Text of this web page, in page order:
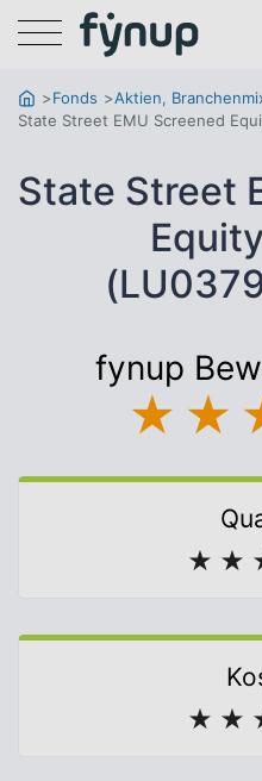
Menu
Fonds Aktien,
State Street EMU Screened
State Street
fynup
★ ★
★ ★
★ ★